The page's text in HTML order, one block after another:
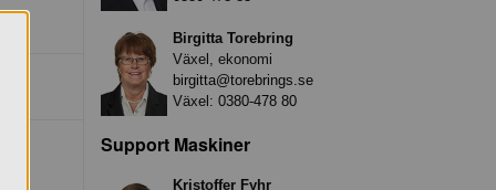
Birgitta Torebring
Växel, ekonomi
birgitta@torebrings.se
Växel: 0380-478 80
Support Maskiner
Kristoffer Fyhr